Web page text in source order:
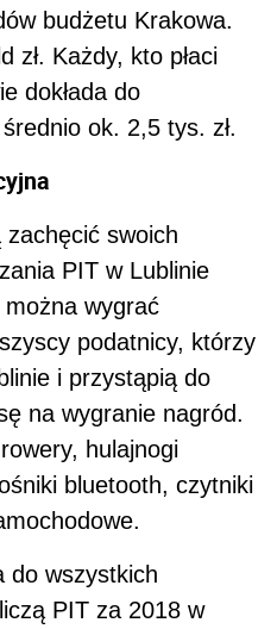
budżetu Krakowa.
zł. Każdy, kto płaci
dokłada do
ok. 2,5 tys. zł.
zachęcić swoich
PIT w Lublinie
wygrać
podatnicy, którzy
i przystąpią do
na wygranie nagród.
hulajnogi
bluetooth, czytniki
do wszystkich
PIT za 2018 w